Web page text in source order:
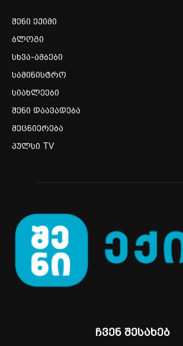
შენი ექიმი
ბლოგი
სხვა-ამბები
სამინისტრო
სიახლეები
შენი დაავადება
მეცნიერება
პულსი TV
ჩვენ შესახებ